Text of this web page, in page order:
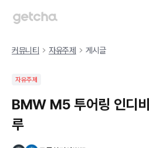
커뮤니티 자유주제 게시글
자유주제
BMW M5 투어링 인디
루